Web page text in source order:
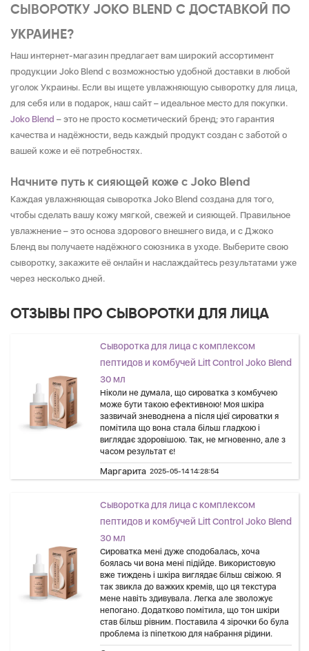
СЫВОРОТКУ JOKO BLEND С ДОСТАВКОЙ ПО
УКРАИНЕ?
Наш интернет-магазин предлагает вам широкий ассортимент
продукции Joko Blend с возможностью удобной доставки в любой
уголок Украины. Если вы ищете увлажняющую сыворотку для лица,
для себя или в подарок, наш сайт – идеальное место для покупки.
Joko Blend – это не просто косметический бренд; это гарантия
качества и надёжности, ведь каждый продукт создан с заботой о
вашей коже и её потребностях.
Начните путь к сияющей коже с Joko Blend
Каждая увлажняющая сыворотка Joko Blend создана для того,
чтобы сделать вашу кожу мягкой, свежей и сияющей. Правильное
увлажнение – это основа здорового внешнего вида, и с Джоко
Бленд вы получаете надёжного союзника в уходе. Выберите свою
сыворотку, закажите её онлайн и наслаждайтесь результатами уже
через несколько дней.
ОТЗЫВЫ ПРО СЫВОРОТКИ ДЛЯ ЛИЦА
Сыворотка для лица с комплексом
пептидов и комбучей Lift Control Joko Blend
30 мл
Ніколи не думала, що сироватка з комбучею
може бути такою ефективною! Моя шкіра
зазвичай зневоднена а після цієї сироватки я
помітила що вона стала більш гладкою і
виглядає здоровішою. Так, не мгновенно, але з
часом результат є!
Маргарита 2025-05-14 14:28:54
Сыворотка для лица с комплексом
пептидов и комбучей Lift Control Joko Blend
30 мл
Сироватка мені дуже сподобалась, хоча
боялась чи вона мені підійде. Використовую
вже тиждень і шкіра виглядає більш свіжою. Я
так звикла до важких кремів, що ця текстура
мене навіть здивувала. Легка але зволожує
непогано. Додатково помітила, що тон шкіри
став більш рівним. Поставила 4 зірочки бо була
проблема із піпеткою для набрання рідини.